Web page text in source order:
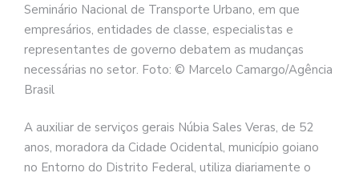
Seminário Nacional de Transporte Urbano, em que
empresários, entidades de classe, especialistas e
representantes de governo debatem as mudanças
necessárias no setor. Foto: © Marcelo Camargo/Agência
Brasil
A auxiliar de serviços gerais Núbia Sales Veras, de 52
anos, moradora da Cidade Ocidental, município goiano
no Entorno do Distrito Federal, utiliza diariamente o